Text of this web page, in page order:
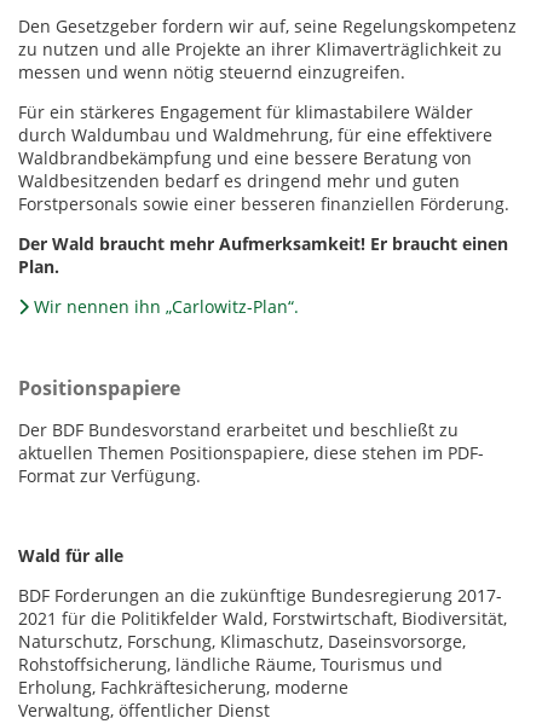
Den Gesetzgeber fordern wir auf, seine Regelungskompetenz
zu nutzen und alle Projekte an ihrer Klimaverträglichkeit zu
messen und wenn nötig steuernd einzugreifen.
Für ein stärkeres Engagement für klimastabilere Wälder
durch Waldumbau und Waldmehrung, für eine effektivere
Waldbrandbekämpfung und eine bessere Beratung von
Waldbesitzenden bedarf es dringend mehr und guten
Forstpersonals sowie einer besseren finanziellen Förderung.
Der Wald braucht mehr Aufmerksamkeit! Er braucht einen
Plan.
Wir nennen ihn „Carlowitz-Plan“.
Positionspapiere
Der BDF Bundesvorstand erarbeitet und beschließt zu
aktuellen Themen Positionspapiere, diese stehen im PDF-
Format zur Verfügung.
Wald für alle
BDF Forderungen an die zukünftige Bundesregierung 2017-
2021 für die Politikfelder Wald, Forstwirtschaft, Biodiversität,
Naturschutz, Forschung, Klimaschutz, Daseinsvorsorge,
Rohstoffsicherung, ländliche Räume, Tourismus und
Erholung, Fachkräftesicherung, moderne
Verwaltung, öffentlicher Dienst